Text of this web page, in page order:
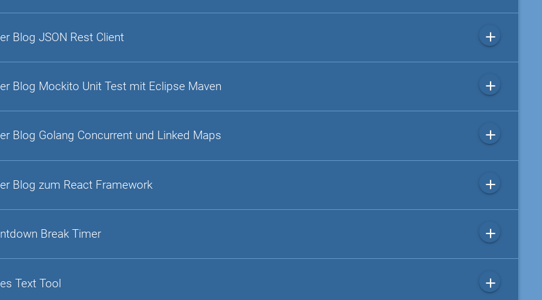
Blog JSON Rest Client add
Blog Mockito Unit Test mit Eclipse Maven add
Blog Golang Concurrent und Linked Maps add
Blog zum React Framework add
Break Timer add
Text Tool add